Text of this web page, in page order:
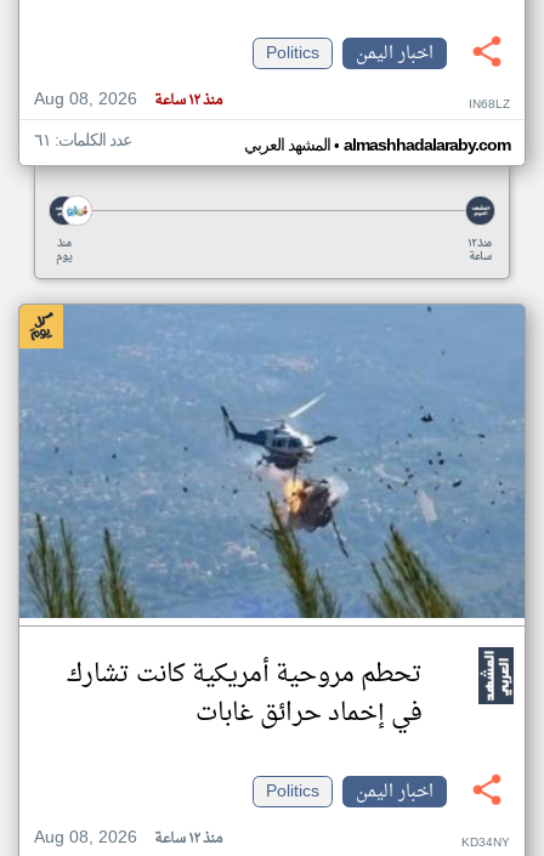
اخبار اليمن
Politics
Aug 08, 2026
منذ ١٢ ساعة IN68LZ
المشهد العربي• almashhadalaraby.com عدد الكلمات: ٦١
منذ
يوم
منذ ١٢
ساعة
تحطم مروحية أمريكية كانت تشارك
في إخماد حرائق غابات
اخبار اليمن
Politics
Aug 08, 2026
منذ ١٢ ساعة KD34NY